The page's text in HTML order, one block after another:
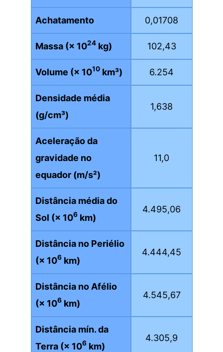
Achatamento 0,01708
Massa (× 1024kg) 102,43
Volume (× 1010km³) 6.254
Densidade média
(g/cm³)
1,638
Aceleração da
gravidade no
equador (m/s²)
11,0
Distância média do
Sol (× 106km)
4.495,06
Distância no Periélio
(× 106km)
4.444,45
Distância no Afélio
(× 106km)
4.545,67
Distância mín. da
Terra (× 106km)
4.305,9